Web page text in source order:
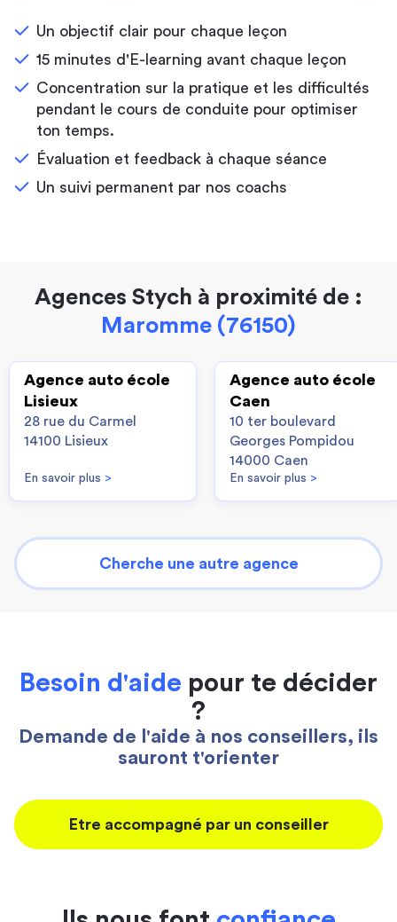
Un objectif clair pour chaque leçon
15 minutes d'E-learning avant chaque leçon
Concentration sur la pratique et les difficultés
pendant le cours de conduite pour optimiser
ton temps.
Évaluation et feedback à chaque séance
Un suivi permanent par nos coachs
Agences Stych à proximité de :
Maromme (76150)
Agence auto école
Lisieux
28 rue du Carmel
14100 Lisieux
En savoir plus >
Agence auto école
Caen
10 ter boulevard
Georges Pompidou
14000 Caen
En savoir plus >
Cherche une autre agence
Besoin d'aide pour te décider
?
Demande de l'aide à nos conseillers, ils
sauront t'orienter
Etre accompagné par un conseiller